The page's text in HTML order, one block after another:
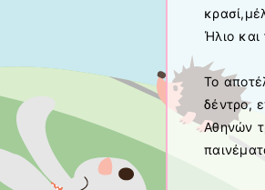
Ήλιο και
Το
δέντρο,
Αθηνών